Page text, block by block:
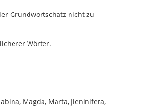
Grundwortschatz nicht zu
Wörter.
Magda, Marta, Jieninifera,